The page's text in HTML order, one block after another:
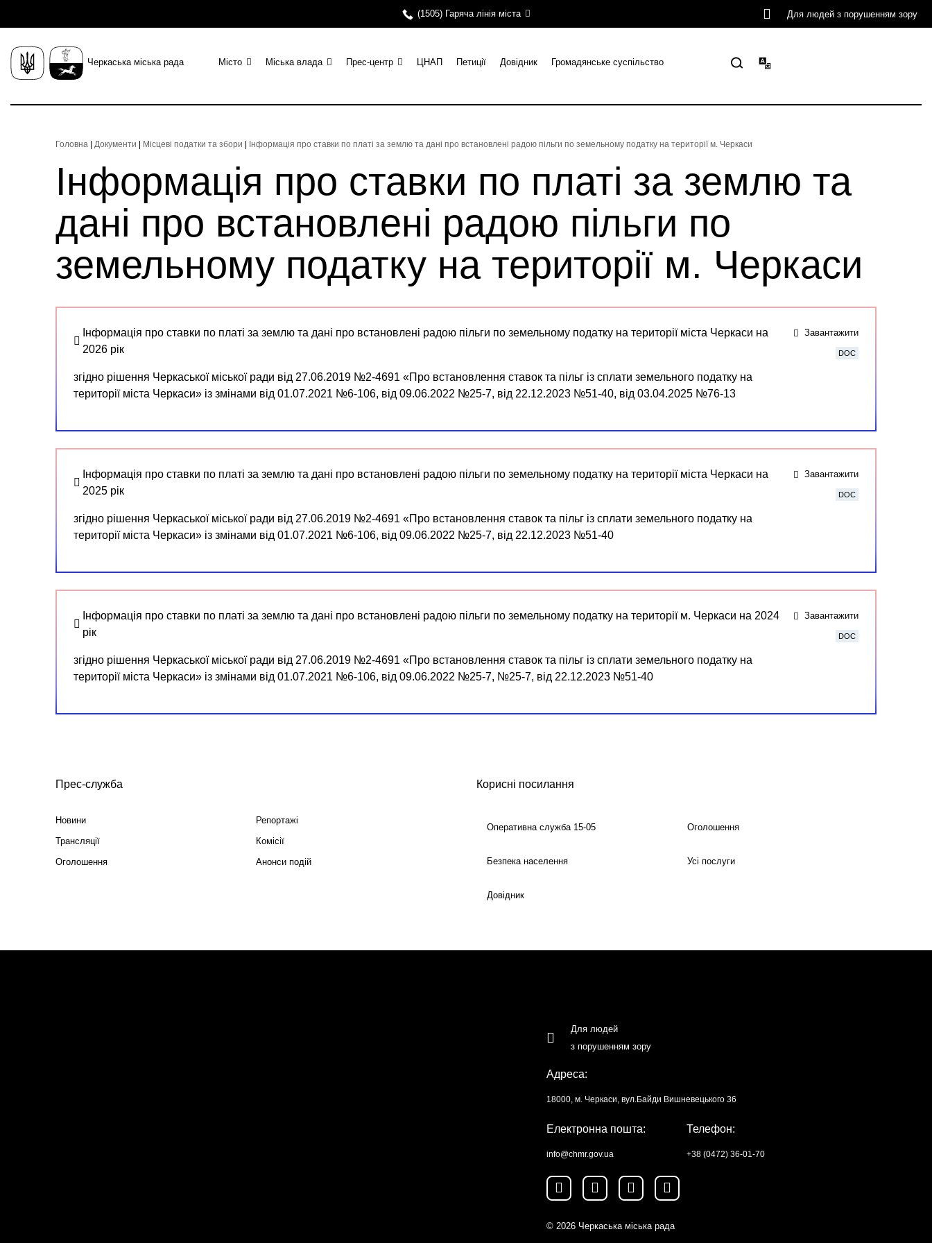
(1505) Гаряча лінія міста Для людей з порушенням зору
Черкаська міська рада Місто Міська влада Прес-центр ЦНАП Петиції Довідник Громадянське суспільство
Головна Документи Місцеві податки та збори Інформація про ставки по платі за землю та дані про встановлені радою пільги по земельному податку на території м. Черкаси
Інформація про ставки по платі за землю та
дані про встановлені радою пільги по
земельному податку на території м. Черкаси
Інформація про ставки по платі за землю та дані про встановлені радою пільги по земельному податку на території міста Черкаси на
2026 рік
згідно рішення Черкаської міської ради від 27.06.2019 №2-4691 «Про встановлення ставок та пільг із сплати земельного податку на
території міста Черкаси» із змінами від 01.07.2021 №6-106, від 09.06.2022 №25-7, від 22.12.2023 №51-40, від 03.04.2025 №76-13
Завантажити
DOC
Інформація про ставки по платі за землю та дані про встановлені радою пільги по земельному податку на території міста Черкаси на
2025 рік
згідно рішення Черкаської міської ради від 27.06.2019 №2-4691 «Про встановлення ставок та пільг із сплати земельного податку на
території міста Черкаси» із змінами від 01.07.2021 №6-106, від 09.06.2022 №25-7, від 22.12.2023 №51-40
Завантажити
DOC
Інформація про ставки по платі за землю та дані про встановлені радою пільги по земельному податку на території м. Черкаси на 2024
рік
згідно рішення Черкаської міської ради від 27.06.2019 №2-4691 «Про встановлення ставок та пільг із сплати земельного податку на
території міста Черкаси» із змінами від 01.07.2021 №6-106, від 09.06.2022 №25-7, №25-7, від 22.12.2023 №51-40
Завантажити
DOC
Прес-служба
Новини
Репортажі
Трансляції
Комісії
Оголошення
Анонси подій
Корисні посилання
Оперативна служба 15-05 Оголошення
Безпека населення Усі послуги
Довідник
Для людей
з порушенням зору
Адреса:
18000, м. Черкаси, вул.Байди Вишневецького 36
Електронна пошта:
info@chmr.gov.ua
Телефон:
+38 (0472) 36-01-70
© 2026 Черкаська міська рада